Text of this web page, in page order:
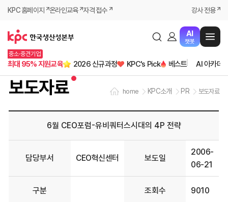
KPC 홈페이지 온라인교육 자격 접수 강사 전용
AI
챗봇
중소·중견기업
최대 95% 지원교육 2026 신규과정 KPC's Pick 베스트 AI 아카데
home KPC소개 PR 보도자료
보도자료
6월 CEO포럼-유비쿼터스시대의 4P 전략
담당부서 CEO혁신센터 보도일
2006-
06-21
구분 조회수 9010